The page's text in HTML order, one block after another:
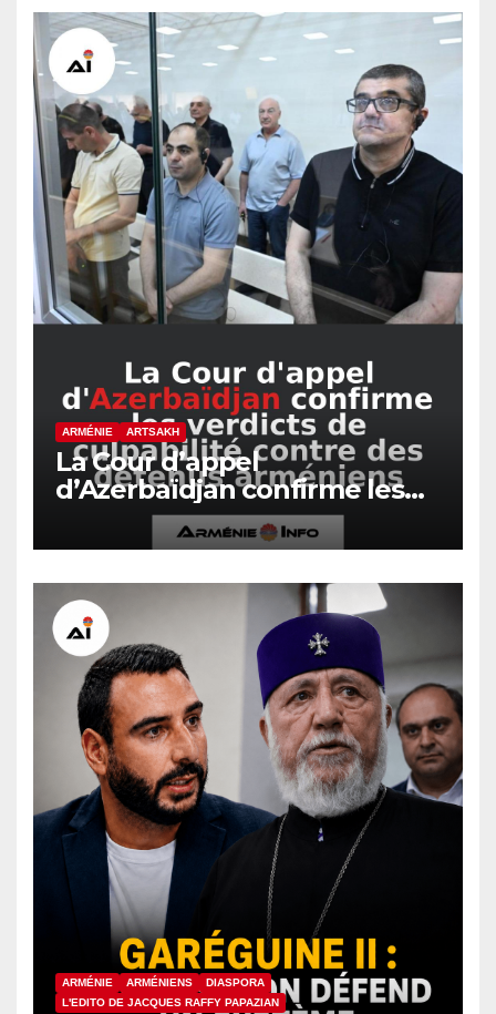
ARMÉNIE ARTSAKH
La Cour d’appel
d’Azerbaïdjan confirme les
verdicts de culpabilité contre
des détenus arméniens
ARMÉNIE ARMÉNIENS
DIASPORA
L'EDITO DE JACQUES RAFFY PAPAZIAN